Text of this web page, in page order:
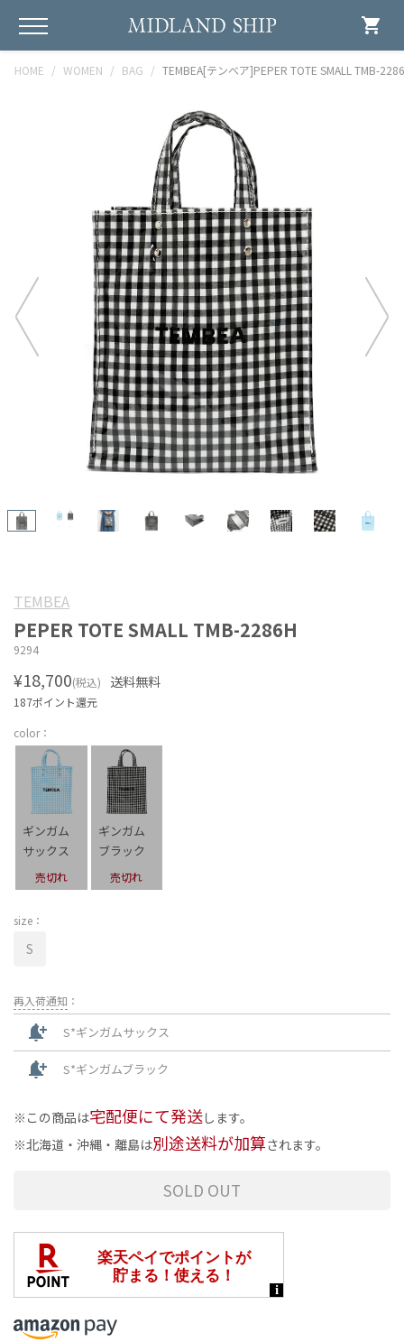
shopping_cart
HOME WOMEN BAG TEMBEA[テンベア]PEPER TOTE SMALL TMB-
TEMBEA
PEPER TOTE SMALL TMB-2286H
9294
¥18,700(税込) 送料無料
187ポイント還元
color：
ギンガム
サックス
売切れ
ギンガム
ブラック
売切れ
size：
S
再入荷通知 ：
notification_add S*ギンガムサックス
notification_add S*ギンガムブラック
この商品は宅配便にて発送します。
北海道・沖縄・離島は別途送料が加算されます。
SOLD OUT